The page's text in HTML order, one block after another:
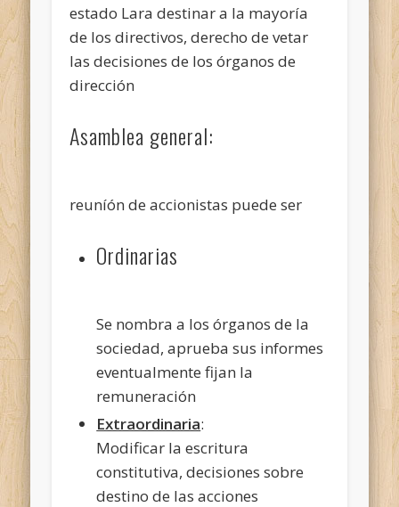
estado Lara destinar a la mayoría
de los directivos, derecho de vetar
las decisiones de los órganos de
dirección
Asamblea general:
reuníón de accionistas puede ser
Ordinarias
Se nombra a los órganos de la
sociedad, aprueba sus informes
eventualmente fijan la
remuneración
Extraordinaria:
Modificar la escritura
constitutiva, decisiones sobre
destino de las acciones